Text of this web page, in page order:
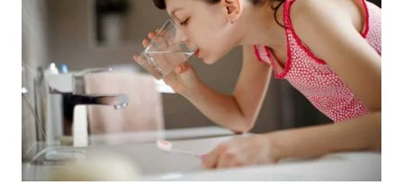
WN
BINTAN
WN
MANDALIKA